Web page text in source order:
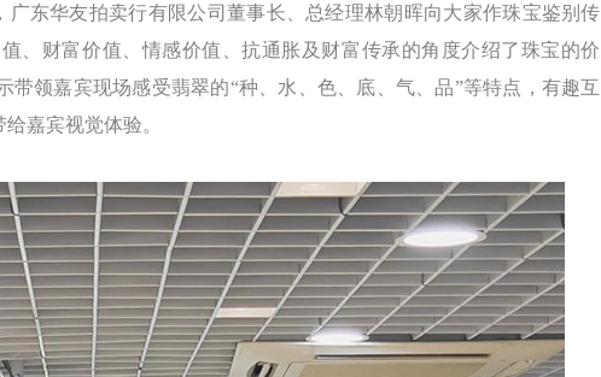
东华友拍卖行有限公司董事长、总经理林朝晖向大家作珠宝鉴别传
、财富价值、情感价值、抗通胀及财富传承的角度介绍了珠宝的价
领嘉宾现场感受翡翠的“种、水、色、底、气、品”等特点，有趣互
嘉宾视觉体验。